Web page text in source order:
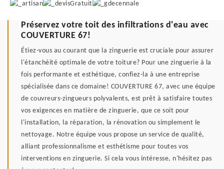
Préservez votre toit des infiltrations d'eau avec
COUVERTURE 67!
Étiez-vous au courant que la zinguerie est cruciale pour assurer
l'étanchéité optimale de votre toiture? Pour une zinguerie à la
fois performante et esthétique, confiez-la à une entreprise
spécialisée dans ce domaine! COUVERTURE 67, avec une équipe
de couvreurs-zingueurs polyvalents, est prêt à satisfaire toutes
vos exigences en matière de zinguerie, que ce soit pour
l'installation, la réparation, la rénovation ou simplement le
nettoyage. Notre équipe vous propose un service de qualité,
alliant professionnalisme et esthétisme pour toutes vos
interventions en zinguerie. Si cela vous intéresse, n'hésitez pas